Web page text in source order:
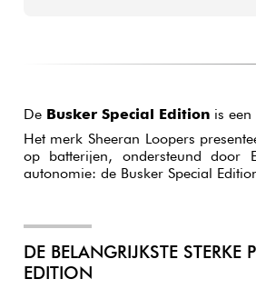
De Busker Special Editionis een
Het merk Sheeran Loopers
op batterijen, ondersteund door
autonomie: de Busker Special
DE BELANGRIJKSTE
EDITION